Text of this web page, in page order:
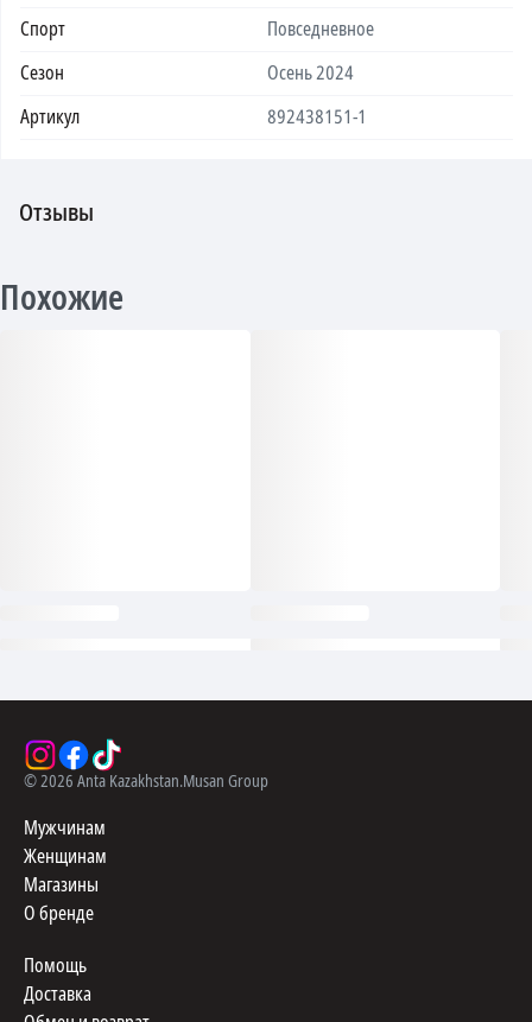
Спорт
Повседневное
Сезон
Осень 2024
Артикул
892438151-1
Отзывы
Похожие
©2026 Anta Kazakhstan.Musan Group
Мужчинам
Женщинам
Магазины
О бренде
Помощь
Доставка